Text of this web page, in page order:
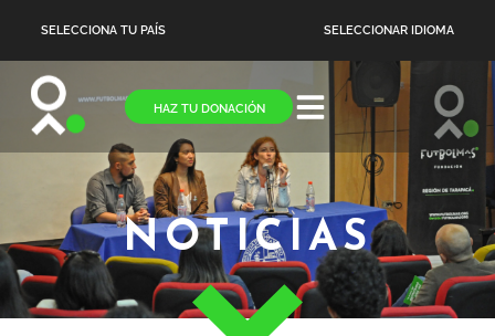
SELECCIONA TU PAÍS SELECCIONAR IDIOMA
HAZ TU DONACIÓN
NOTICIAS